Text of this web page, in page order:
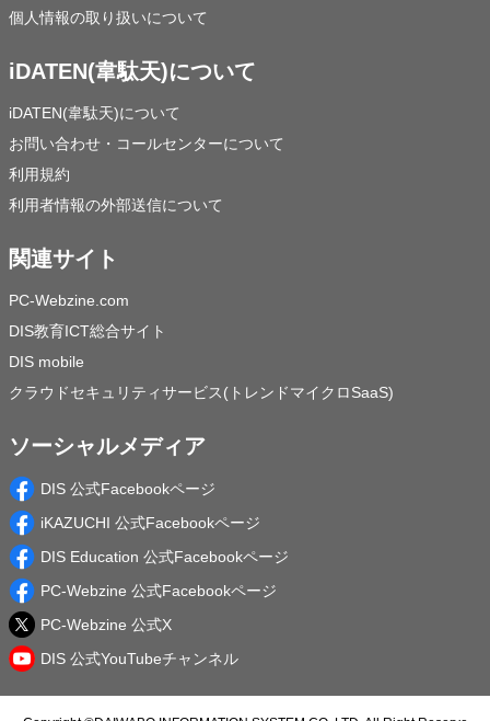
個人情報の取り扱いについて
iDATEN(韋駄天)について
iDATEN(韋駄天)について
お問い合わせ・コールセンターについて
利用規約
利用者情報の外部送信について
関連サイト
PC-Webzine.com
DIS教育ICT総合サイト
DIS mobile
クラウドセキュリティサービス(トレンドマイクロSaaS)
ソーシャルメディア
DIS 公式Facebookページ
iKAZUCHI 公式Facebookページ
DIS Education 公式Facebookページ
PC-Webzine 公式Facebookページ
PC-Webzine 公式X
DIS 公式YouTubeチャンネル